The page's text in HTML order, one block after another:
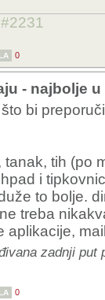
0
- najbolje
bi
tanak, tih (po
i
to bolje.
treba
aplikacije,
zadnji put
0